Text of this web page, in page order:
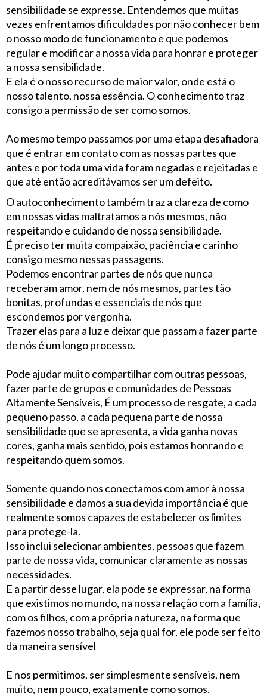
sensibilidade se expresse. Entendemos que muitas
vezes enfrentamos dificuldades por não conhecer bem
o nosso modo de funcionamento e que podemos
regular e modificar a nossa vida para honrar e proteger
a nossa sensibilidade.
E ela é o nosso recurso de maior valor, onde está o
nosso talento, nossa essência. O conhecimento traz
consigo a permissão de ser como somos.
Ao mesmo tempo passamos por uma etapa desafiadora
que é entrar em contato com as nossas partes que
antes e por toda uma vida foram negadas e rejeitadas e
que até então acreditávamos ser um defeito.
O autoconhecimento também traz a clareza de como
em nossas vidas maltratamos a nós mesmos, não
respeitando e cuidando de nossa sensibilidade.
É preciso ter muita compaixão, paciência e carinho
consigo mesmo nessas passagens.
Podemos encontrar partes de nós que nunca
receberam amor, nem de nós mesmos, partes tão
bonitas, profundas e essenciais de nós que
escondemos por vergonha.
Trazer elas para a luz e deixar que passam a fazer parte
de nós é um longo processo.
Pode ajudar muito compartilhar com outras pessoas,
fazer parte de grupos e comunidades de Pessoas
Altamente Sensíveis, É um processo de resgate, a cada
pequeno passo, a cada pequena parte de nossa
sensibilidade que se apresenta, a vida ganha novas
cores, ganha mais sentido, pois estamos honrando e
respeitando quem somos.
Somente quando nos conectamos com amor à nossa
sensibilidade e damos a sua devida importância é que
realmente somos capazes de estabelecer os limites
para protege-la.
Isso inclui selecionar ambientes, pessoas que fazem
parte de nossa vida, comunicar claramente as nossas
necessidades.
E a partir desse lugar, ela pode se expressar, na forma
que existimos no mundo, na nossa relação com a família,
com os filhos, com a própria natureza, na forma que
fazemos nosso trabalho, seja qual for, ele pode ser feito
da maneira sensível
E nos permitimos, ser simplesmente sensíveis, nem
muito, nem pouco, exatamente como somos.